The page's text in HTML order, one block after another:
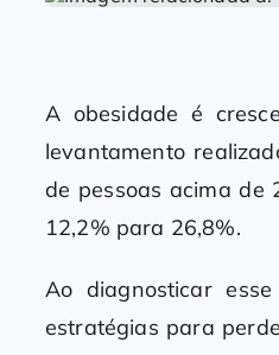
A obesidade é
levantamento
de pessoas acima de
12,2% para 26,8%.
Ao diagnosticar
estratégias para